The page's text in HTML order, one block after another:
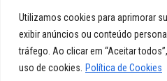
Utilizamos cookies para aprimorar
exibir anúncios ou conteúdo
tráfego. Ao clicar em “Aceitar
uso de cookies.
Política de Cookies